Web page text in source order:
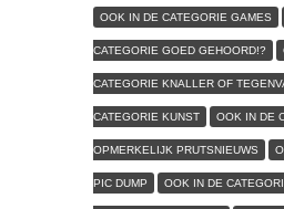
OOK IN DE CATEGORIE GAMES
CATEGORIE GOED GEHOORD!?
CATEGORIE KNALLER OF
CATEGORIE KUNST OOK IN DE
OPMERKELIJK PRUTSNIEUWS
PIC DUMP OOK IN DE